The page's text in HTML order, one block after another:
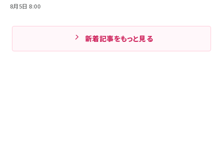
8月5日 8:00
新着記事をもっと見る